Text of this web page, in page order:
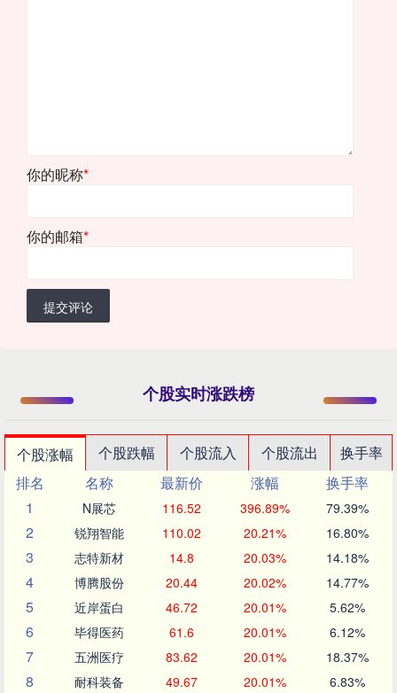
你的昵称*
你的邮箱*
提交评论
个股实时涨跌榜
个股涨幅 个股跌幅 个股流入 个股流出
换手率
排名
名称 最新价 涨幅
换手率
1
N展芯 116.52 396.89% 79.39%
2 锐翔智能 110.02 20.21% 16.80%
3 志特新材 14.8 20.03% 14.18%
4 博腾股份 20.44 20.02% 14.77%
5 近岸蛋白 46.72 20.01% 5.62%
6 毕得医药 61.6 20.01% 6.12%
7 五洲医疗 83.62 20.01% 18.37%
8 耐科装备 49.67 20.01% 6.83%